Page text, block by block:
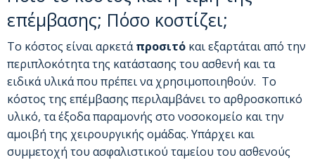
επέμβασης; Πόσο κοστίζει;
Το κόστος είναι αρκετάπροσιτό και εξαρτάται από την
περιπλοκότητα της κατάστασης του ασθενή και τα
ειδικά υλικά που πρέπει να χρησιμοποιηθούν. Το
κόστος της επέμβασης περιλαμβάνει το αρθροσκοπικό
υλικό, τα έξοδα παραμονής στο νοσοκομείο και την
αμοιβή της χειρουργικής ομάδας. Υπάρχει και
συμμετοχή του ασφαλιστικού ταμείου του ασθενούς